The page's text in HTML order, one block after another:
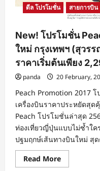
Air
เส้น
ทาง
ใหม่
ดอนเมือง
สู่
ตรัง
2
เที่ยว
ต่อ
ราคา
รวม
เริ่ม
ต้น
ที่
580
บาท
ดีล โปรโมชั่น สายการบิน
New! โปรโมชั่น
ใหม่ กรุงเทพฯ (สุวร
ราคาเริ่มต้นเพียง
panda 20 February,
Peach Promotion 2017
เครื่องบินราคาประหยัดสุ
Peach โปรโมชั่นล่าสุด
ท่องเที่ยวญี่ปุ่นแบบไม่ซ้ำใ
ปฐมฤกษ์เส้นทางบินใหม่ สุ
Read MoreRead
more